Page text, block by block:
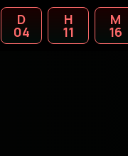
D
04
H
11
M
16